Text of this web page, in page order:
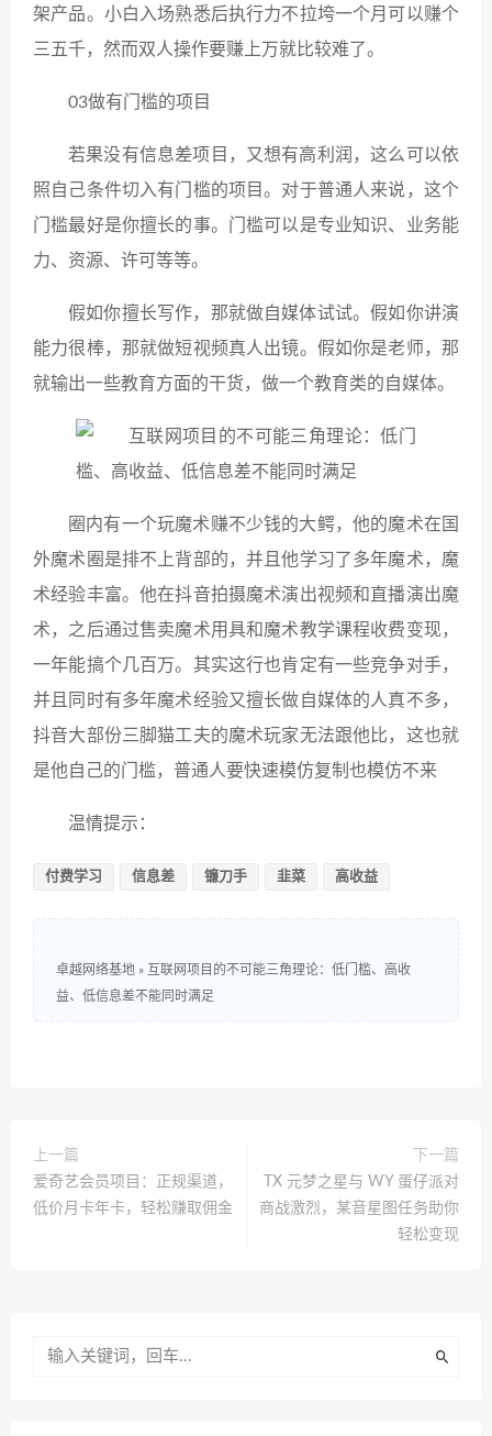
架产品。小白入场熟悉后执行力不拉垮一个月可以赚个
三五千，然而双人操作要赚上万就比较难了。
03做有门槛的项目
若果没有信息差项目，又想有高利润，这么可以依
照自己条件切入有门槛的项目。对于普通人来说，这个
门槛最好是你擅长的事。门槛可以是专业知识、业务能
力、资源、许可等等。
假如你擅长写作，那就做自媒体试试。假如你讲演
能力很棒，那就做短视频真人出镜。假如你是老师，那
就输出一些教育方面的干货，做一个教育类的自媒体。
圈内有一个玩魔术赚不少钱的大鳄，他的魔术在国
外魔术圈是排不上背部的，并且他学习了多年魔术，魔
术经验丰富。他在抖音拍摄魔术演出视频和直播演出魔
术，之后通过售卖魔术用具和魔术教学课程收费变现，
一年能搞个几百万。其实这行也肯定有一些竞争对手，
并且同时有多年魔术经验又擅长做自媒体的人真不多，
抖音大部份三脚猫工夫的魔术玩家无法跟他比，这也就
是他自己的门槛，普通人要快速模仿复制也模仿不来
温情提示：
付费学习 信息差 镰刀手 韭菜 高收益
卓越网络基地 » 互联网项目的不可能三角理论：低门槛、高收
益、低信息差不能同时满足
上一篇
爱奇艺会员项目：正规渠道，
低价月卡年卡，轻松赚取佣金
下一篇
TX 元梦之星与 WY 蛋仔派对
商战激烈，某音星图任务助你
轻松变现